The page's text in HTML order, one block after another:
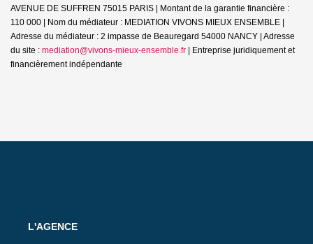
AVENUE DE SUFFREN 75015 PARIS | Montant de la garantie financière :
110 000 | Nom du médiateur : MEDIATION VIVONS MIEUX ENSEMBLE |
Adresse du médiateur : 2 impasse de Beauregard 54000 NANCY | Adresse
du site : mediation@vivons-mieux-ensemble.fr | Entreprise juridiquement et
financièrement indépendante
L'AGENCE